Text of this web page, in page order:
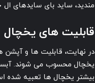
مندید، ساید بای سایدهای ال
قابلیت های یخچال
در نهایت، قابلیت ها و
یخچال محسوب می شوند.
بیشتر یخچال ها تعبیه شده